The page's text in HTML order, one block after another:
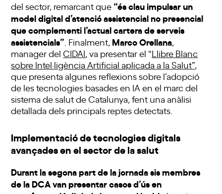
del sector, remarcant que “és clau impulsar un
model digital d’atenció assistencial no presencial
que complementi l’actual cartera de serveis
assistencials” . Finalment, Marco Orellana
manager delCIDAI , va presentar el “Llibre Blanc
sobre Intel·ligència Artificial aplicada a la Salut”
que presenta algunes reflexions sobre l’adopció
de les tecnologies basades en IA en el marc del
sistema de salut de Catalunya, fent una anàlisi
detallada dels principals reptes detectats.
Implementació de tecnologies digitals
avançades en el sector de la salut
Durant la segona part de la jornada sis membres
de la DCA van presentar casos d’ús en